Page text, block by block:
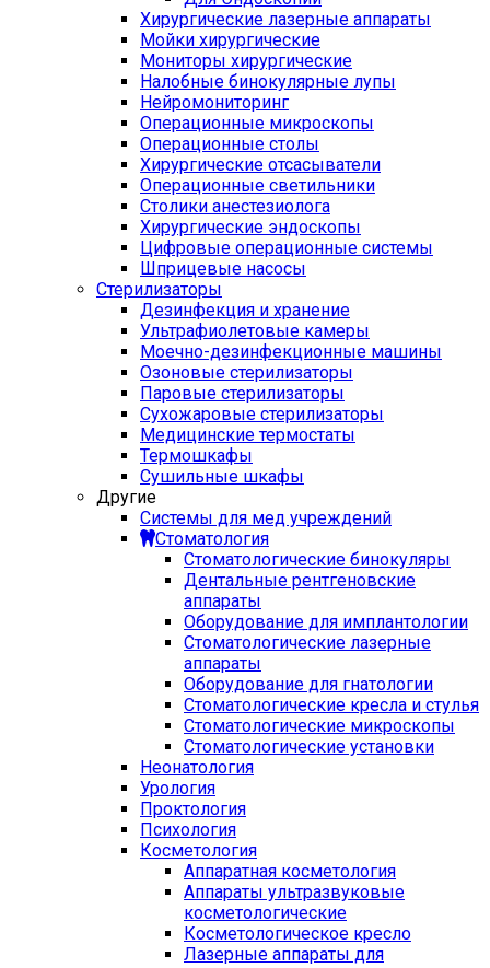
Хирургические лазерные аппараты
Мойки хирургические
Мониторы хирургические
Налобные бинокулярные лупы
Нейромониторинг
Операционные микроскопы
Операционные столы
Хирургические отсасыватели
Операционные светильники
Столики анестезиолога
Хирургические эндоскопы
Цифровые операционные системы
Шприцевые насосы
Стерилизаторы
Дезинфекция и хранение
Ультрафиолетовые камеры
Моечно-дезинфекционные машины
Озоновые стерилизаторы
Паровые стерилизаторы
Сухожаровые стерилизаторы
Медицинские термостаты
Термошкафы
Сушильные шкафы
Другие
Системы для мед учреждений
Стоматология
Стоматологические бинокуляры
Дентальные рентгеновские
аппараты
Оборудование для имплантологии
Стоматологические лазерные
аппараты
Оборудование для гнатологии
Стоматологические кресла и стулья
Стоматологические микроскопы
Стоматологические установки
Неонатология
Урология
Проктология
Психология
Косметология
Аппаратная косметология
Аппараты ультразвуковые
косметологические
Косметологическое кресло
Лазерные аппараты для